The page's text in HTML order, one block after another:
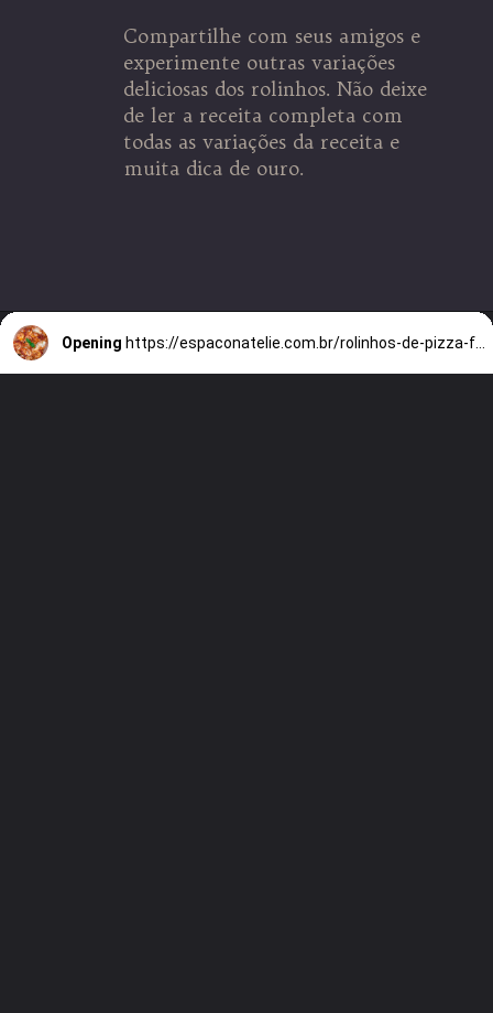
Compartilhe com seus amigos e
experimente outras variações
deliciosas dos rolinhos. Não deixe
de ler a receita completa com
todas as variações da receita e
muita dica de ouro.
Opening